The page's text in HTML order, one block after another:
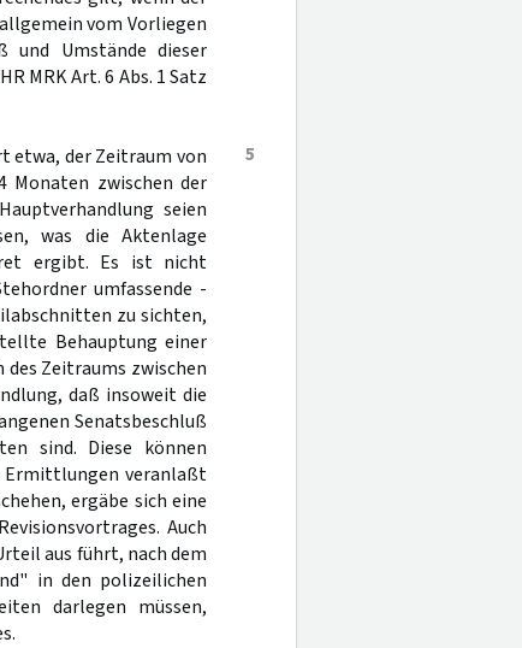
vom Vorliegen
und Umstände dieser
MRK Art. 6 Abs. 1 Satz
5
etwa, der Zeitraum von
Monaten zwischen der
seien
was die Aktenlage
ergibt. Es ist nicht
umfassende -
zu sichten,
Behauptung einer
Zeitraums zwischen
daß insoweit die
Senatsbeschluß
sind. Diese können
Ermittlungen veranlaßt
ergäbe sich eine
Auch
aus führt, nach dem
in den polizeilichen
darlegen müssen,